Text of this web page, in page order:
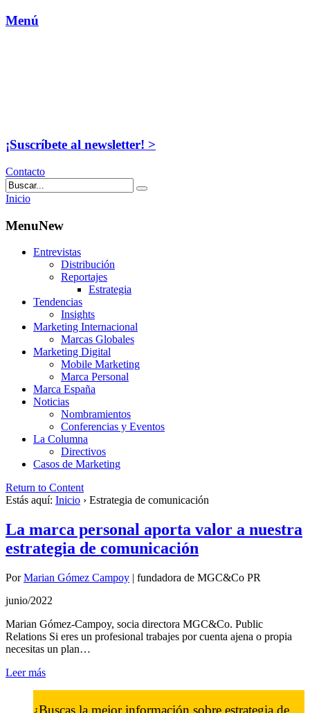
Menú
¡Suscríbete al newsletter! >
Contacto
Inicio
MenuNew
Entrevistas
Distribución
Reportajes
Estrategia
Tendencias
Insights
Marketing Internacional
Marcas Globales
Marketing Digital
Mobile Marketing
Marca Personal
Marca España
Noticias
Nombramientos
Conferencias y Eventos
La Columna
Directivos
Casos de Marketing
Return to Content
Estás aquí: Inicio › Estrategia de comunicación
La marca personal aporta valor a nuestra
estrategia de comunicación
PorMarian Gómez Campoy | fundadora de MGC&Co PR
junio/2022
Marian Gómez-Campoy, socia directora MGC&Co. Public
Relations Si eres un profesional trabajes por cuenta ajena o propia
necesitas un plan…
Leer más
¿Buscas la mejor información sobre estrategia de